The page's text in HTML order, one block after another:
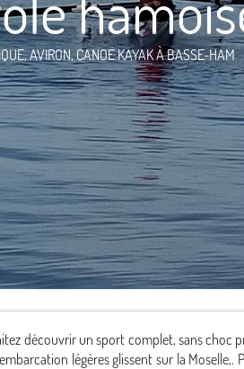
AVIRON,CANOË KAYAKÀ BASSE-HAM
découvrir un sport complet, sans choc
légères glissent sur la